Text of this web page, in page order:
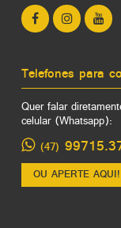
Telefones para
Quer falar
celular (Whatsapp):
(47)
OU APERTE AQUI!